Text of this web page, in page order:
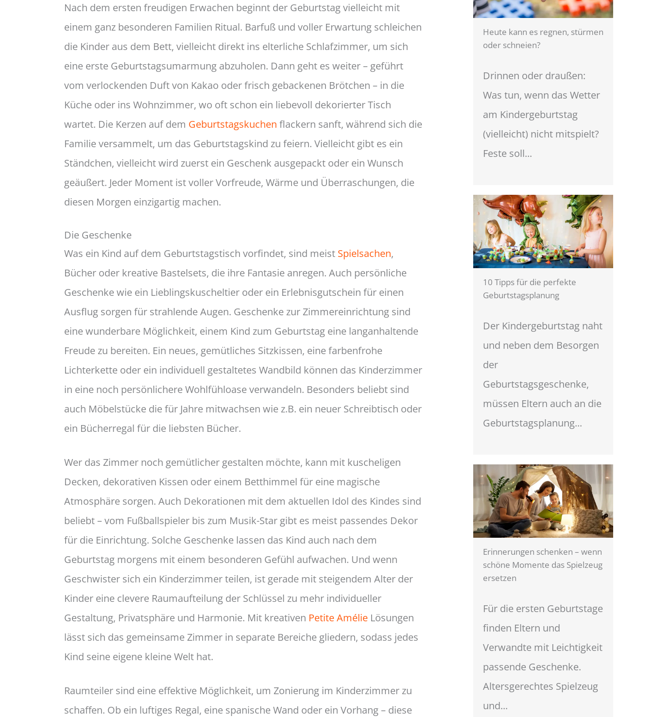
Nach dem ersten freudigen Erwachen beginnt der Geburtstag vielleicht mit
einem ganz besonderen Familien Ritual. Barfuß und voller Erwartung schleichen
die Kinder aus dem Bett, vielleicht direkt ins elterliche Schlafzimmer, um sich
eine erste Geburtstagsumarmung abzuholen. Dann geht es weiter – geführt
vom verlockenden Duft von Kakao oder frisch gebackenen Brötchen – in die
Küche oder ins Wohnzimmer, wo oft schon ein liebevoll dekorierter Tisch
wartet. Die Kerzen auf dem Geburtstagskuchen flackern sanft, während sich die
Familie versammelt, um das Geburtstagskind zu feiern. Vielleicht gibt es ein
Ständchen, vielleicht wird zuerst ein Geschenk ausgepackt oder ein Wunsch
geäußert. Jeder Moment ist voller Vorfreude, Wärme und Überraschungen, die
diesen Morgen einzigartig machen.
Die Geschenke
Was ein Kind auf dem Geburtstagstisch vorfindet, sind meist Spielsachen,
Bücher oder kreative Bastelsets, die ihre Fantasie anregen. Auch persönliche
Geschenke wie ein Lieblingskuscheltier oder ein Erlebnisgutschein für einen
Ausflug sorgen für strahlende Augen. Geschenke zur Zimmereinrichtung sind
eine wunderbare Möglichkeit, einem Kind zum Geburtstag eine langanhaltende
Freude zu bereiten. Ein neues, gemütliches Sitzkissen, eine farbenfrohe
Lichterkette oder ein individuell gestaltetes Wandbild können das Kinderzimmer
in eine noch persönlichere Wohlfühloase verwandeln. Besonders beliebt sind
auch Möbelstücke die für Jahre mitwachsen wie z.B. ein neuer Schreibtisch oder
ein Bücherregal für die liebsten Bücher.
Wer das Zimmer noch gemütlicher gestalten möchte, kann mit kuscheligen
Decken, dekorativen Kissen oder einem Betthimmel für eine magische
Atmosphäre sorgen. Auch Dekorationen mit dem aktuellen Idol des Kindes sind
beliebt – vom Fußballspieler bis zum Musik-Star gibt es meist passendes Dekor
für die Einrichtung. Solche Geschenke lassen das Kind auch nach dem
Geburtstag morgens mit einem besonderen Gefühl aufwachen. Und wenn
Geschwister sich ein Kinderzimmer teilen, ist gerade mit steigendem Alter der
Kinder eine clevere Raumaufteilung der Schlüssel zu mehr individueller
Gestaltung, Privatsphäre und Harmonie. Mit kreativen Petite Amélie Lösungen
lässt sich das gemeinsame Zimmer in separate Bereiche gliedern, sodass jedes
Kind seine eigene kleine Welt hat.
Raumteiler sind eine effektive Möglichkeit, um Zonierung im Kinderzimmer zu
schaffen. Ob ein luftiges Regal, eine spanische Wand oder ein Vorhang – diese
Heute kann es regnen, stürmen
oder schneien?
Drinnen oder draußen:
Was tun, wenn das Wetter
am Kindergeburtstag
(vielleicht) nicht mitspielt?
Feste soll...
10 Tipps für die perfekte
Geburtstagsplanung
Der Kindergeburtstag naht
und neben dem Besorgen
der
Geburtstagsgeschenke,
müssen Eltern auch an die
Geburtstagsplanung...
Erinnerungen schenken – wenn
schöne Momente das Spielzeug
ersetzen
Für die ersten Geburtstage
finden Eltern und
Verwandte mit Leichtigkeit
passende Geschenke.
Altersgerechtes Spielzeug
und...